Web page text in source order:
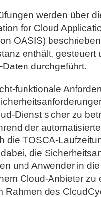
werden über
for Cloud
OASIS)
enthält, gesteuert
durchgeführt.
funktionale
Dienst sicher zu
der
die TOSCA-
die
und Anwender in
Cloud-Anbieter zu
Rahmen des